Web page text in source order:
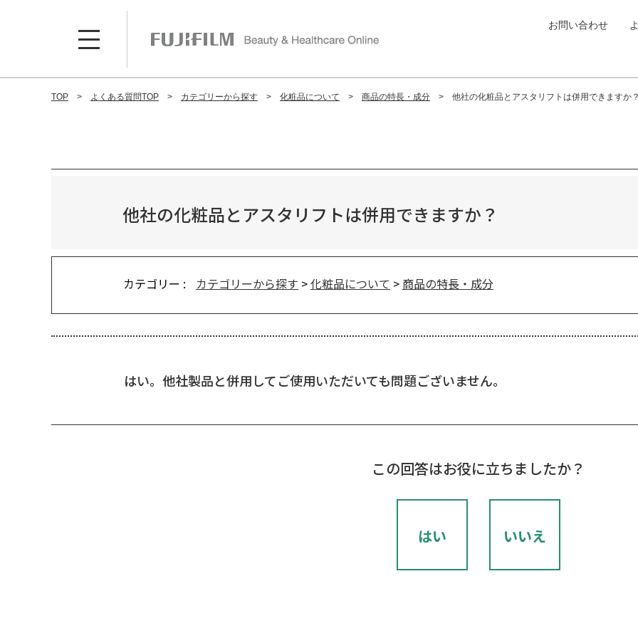
お問い合わせ
TOP よくある質問TOP カテゴリーから探す 化粧品について 商品の特長・成分 他社の化粧品とアスタリフトは併用できますか？
他社の化粧品とアスタリフトは併用できますか？
カテゴリー : カテゴリーから探す >化粧品について > 商品の特長・成分
はい。他社製品と併用してご使用いただいても問題ございません。
この回答はお役に立ちましたか？
はい いいえ